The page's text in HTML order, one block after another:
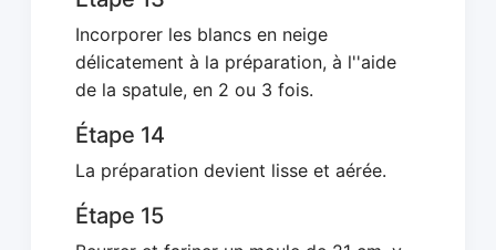
Incorporer les blancs en neige
délicatement à la préparation, à l''aide
de la spatule, en 2 ou 3 fois.
Étape 14
La préparation devient lisse et aérée.
Étape 15